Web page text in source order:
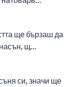
ще бързаш да
насън, щ…
си, значи ще